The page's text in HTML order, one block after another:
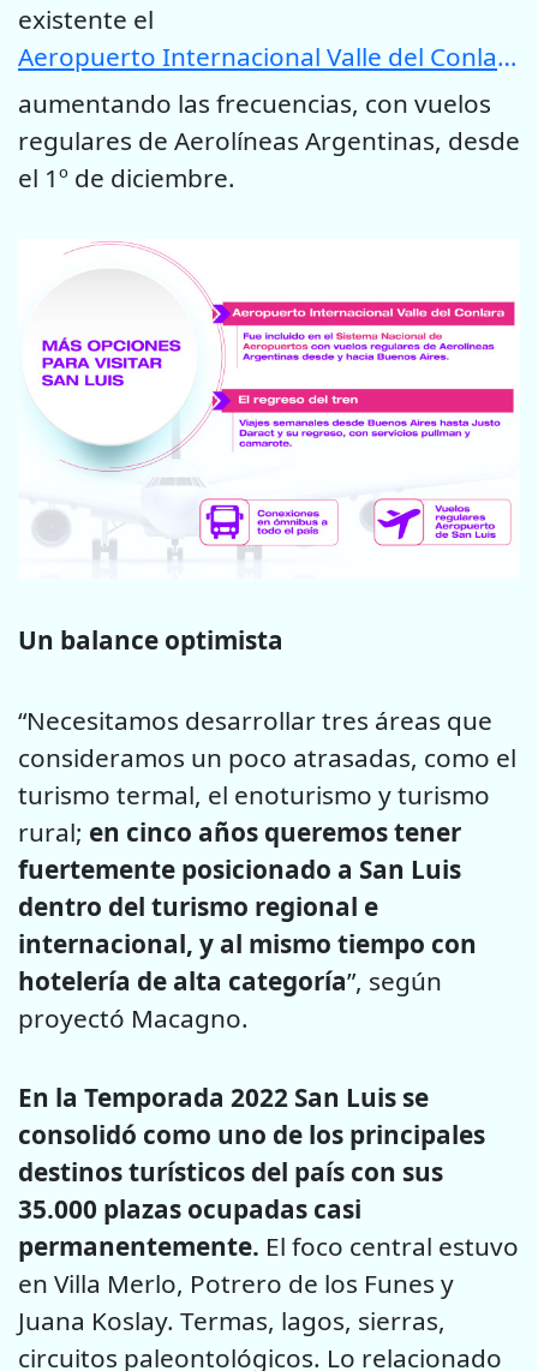
existente el
Aeropuerto Internacional Valle del Conlara
aumentando las frecuencias, con vuelos
regulares de Aerolíneas Argentinas, desde
el 1º de diciembre.
Un balance optimista
“Necesitamos desarrollar tres áreas que
consideramos un poco atrasadas, como el
turismo termal, el enoturismo y turismo
rural; en cinco años queremos tener
fuertemente posicionado a San Luis
dentro del turismo regional e
internacional, y al mismo tiempo con
hotelería de alta categoría”, según
proyectó Macagno.
En la Temporada 2022 San Luis se
consolidó como uno de los principales
destinos turísticos del país con sus
35.000 plazas ocupadas casi
permanentemente. El foco central estuvo
en Villa Merlo, Potrero de los Funes y
Juana Koslay. Termas, lagos, sierras,
circuitos paleontológicos. Lo relacionado